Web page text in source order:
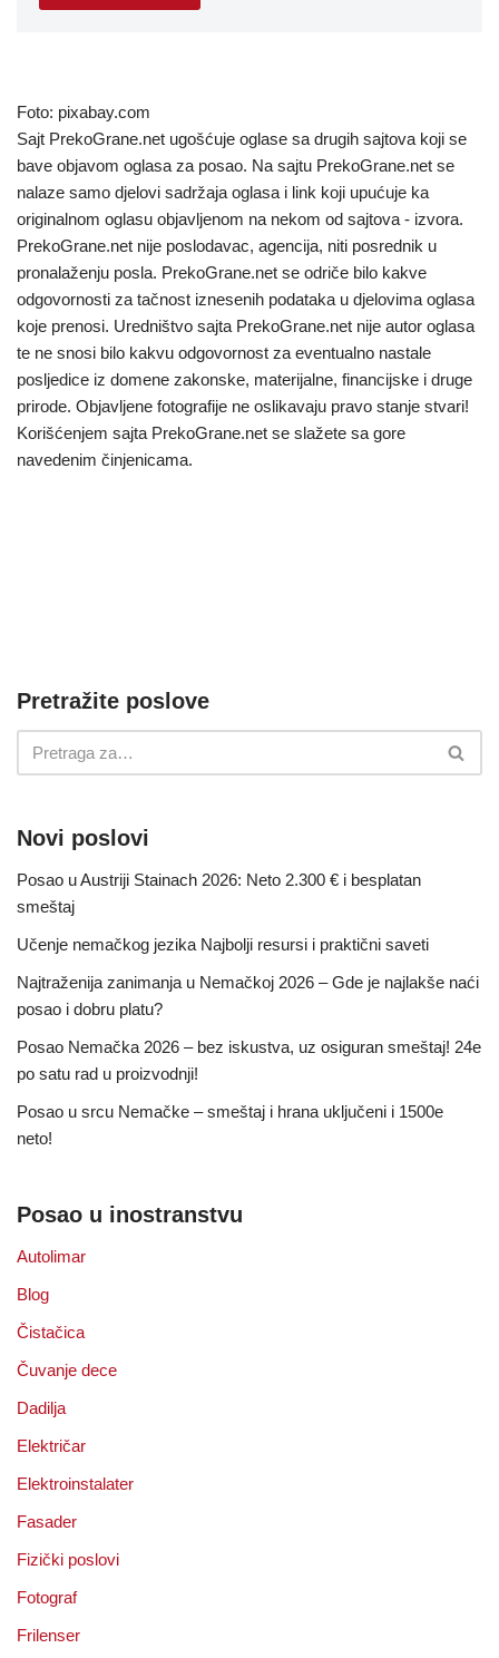
Foto: pixabay.com
Sajt PrekoGrane.net ugošćuje oglase sa drugih sajtova koji se
bave objavom oglasa za posao. Na sajtu PrekoGrane.net se
nalaze samo djelovi sadržaja oglasa i link koji upućuje ka
originalnom oglasu objavljenom na nekom od sajtova - izvora.
PrekoGrane.net nije poslodavac, agencija, niti posrednik u
pronalaženju posla. PrekoGrane.net se odriče bilo kakve
odgovornosti za tačnost iznesenih podataka u djelovima oglasa
koje prenosi. Uredništvo sajta PrekoGrane.net nije autor oglasa
te ne snosi bilo kakvu odgovornost za eventualno nastale
posljedice iz domene zakonske, materijalne, financijske i druge
prirode. Objavljene fotografije ne oslikavaju pravo stanje stvari!
Korišćenjem sajta PrekoGrane.net se slažete sa gore
navedenim činjenicama.
Pretražite poslove
Novi poslovi
Posao u Austriji Stainach 2026: Neto 2.300 € i besplatan
smeštaj
Učenje nemačkog jezika Najbolji resursi i praktični saveti
Najtraženija zanimanja u Nemačkoj 2026 – Gde je najlakše naći
posao i dobru platu?
Posao Nemačka 2026 – bez iskustva, uz osiguran smeštaj! 24e
po satu rad u proizvodnji!
Posao u srcu Nemačke – smeštaj i hrana uključeni i 1500e
neto!
Posao u inostranstvu
Autolimar
Blog
Čistačica
Čuvanje dece
Dadilja
Električar
Elektroinstalater
Fasader
Fizički poslovi
Fotograf
Frilenser